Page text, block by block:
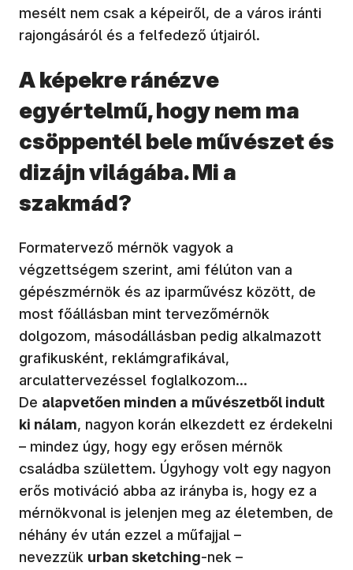
mesélt nem csak a képeiről, de a város iránti
rajongásáról és a felfedező útjairól.
A képekre ránézve
egyértelmű, hogy nem ma
csöppentél bele művészet és
dizájn világába. Mi a
szakmád?
Formatervező mérnök vagyok a
végzettségem szerint, ami félúton van a
gépészmérnök és az iparművész között, de
most főállásban mint tervezőmérnök
dolgozom, másodállásban pedig alkalmazott
grafikusként, reklámgrafikával,
arculattervezéssel foglalkozom…
De alapvetően minden a művészetből indult
ki nálam, nagyon korán elkezdett ez érdekelni
– mindez úgy, hogy egy erősen mérnök
családba születtem. Úgyhogy volt egy nagyon
erős motiváció abba az irányba is, hogy ez a
mérnökvonal is jelenjen meg az életemben, de
néhány év után ezzel a műfajjal –
nevezzük urban sketching-nek –